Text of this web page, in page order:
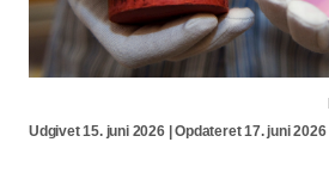
Udgivet 15. juni 2026 | Opdateret 17. juni 2026